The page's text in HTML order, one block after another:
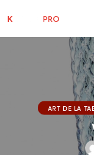
ART DE LA